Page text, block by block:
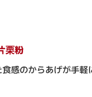
栗粉
感のからあげが手